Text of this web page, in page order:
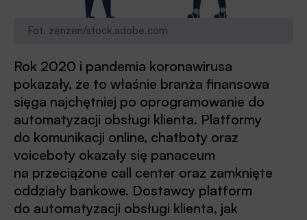
Fot. zenzen/stock.adobe.com
Rok 2020 i pandemia koronawirusa
pokazały, że to właśnie branża finansowa
sięga najchętniej po oprogramowanie do
automatyzacji obsługi klienta. Platformy
do komunikacji online, chatboty oraz
voiceboty okazały się panaceum
na przeciążone call center oraz zamknięte
oddziały bankowe. Dostawcy platform
do automatyzacji obsługi klienta, jak